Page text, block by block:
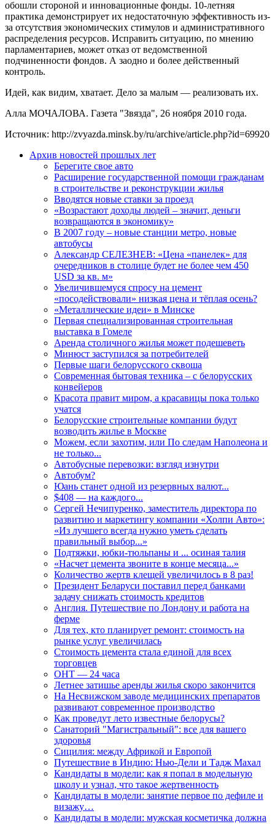
обошли стороной и инновационные фонды. 10-летняя
практика демонстрирует их недостаточную эффективность из-
за отсутствия экономических стимулов и административного
распределения ресурсов. Исправить ситуацию, по мнению
парламентариев, может отказ от ведомственной
подчиненности фондов. А заодно и более действенный
контроль.
Идей, как видим, хватает. Дело за малым — реализовать их.
Алла МОЧАЛОВА. Газета "Звязда", 26 ноября 2010 года.
Источник: http://zvyazda.minsk.by/ru/archive/article.php?id=69920
Архив новостей прошлых лет
Берегите свое авто
Расширение государственной помощи гражданам
в строительстве и реконструкции жилья
Вводятся новые ставки за проезд
«Возрастают доходы людей – значит, деньги
возвращаются в экономику»
В 2007 году – новые станции метро, новые
автобусы
Александр СЕЛЕЗНЕВ: «Цена «панелек» для
очередников в столице будет не более чем 450
USD за кв. м»
Увеличившемуся спросу на цемент
«посодействовали» низкая цена и тёплая осень?
«Металлические идеи» в Минске
Первая специализированная строительная
выставка в Гомеле
Аренда столичного жилья может подешеветь
Минюст заступился за потребителей
Первые шаги белорусского сквоша
Cовременная бытовая техника – с белорусских
конвейеров
Красота правит миром, а красавицы пока только
учатся
Белорусские строительные компании будут
возводить жилье в Москве
Можем, если захотим, или По следам Наполеона и
не только...
Автобусные перевозки: взгляд изнутри
Автобум?
Юань станет одной из резервных валют...
$408 — на каждого...
Сергей Нечипуренко, заместитель директора по
развитию и маркетингу компании «Холпи Авто»:
«Из лучшего всегда нужно уметь сделать
правильный выбор...»
Подтяжки, юбки-тюльпаны и ... осиная талия
«Насчет цемента звоните в конце месяца...»
Количество жертв клещей увеличилось в 8 раз!
Президент Беларуси поставил перед банками
задачу снижать стоимость кредитов
Англия. Путешествие по Лондону и работа на
ферме
Для тех, кто планирует ремонт: стоимость на
рынке услуг увеличилась
Стоимость цемента стала единой для всех
торговцев
ОНТ — 24 часа
Летнее затишье аренды жилья скоро закончится
На Несвижском заводе медицинских препаратов
развивают современное производство
Как проведут лето известные белорусы?
Санаторий "Магистральный": все для вашего
здоровья
Сицилия: между Африкой и Европой
Путешествие в Индию: Нью-Дели и Тадж Махал
Кандидаты в модели: как я попал в модельную
школу и узнал, что такое жертвенность
Кандидаты в модели: занятие первое по дефиле и
визажу…
Кандидаты в модели: мужская косметичка должна